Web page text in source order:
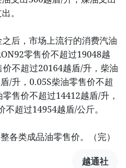
。
后，市场上流行的消费汽油
零售价不超过19048越
不超过20164越盾/升，柴油
/升，0.05S柴油零售价不超
售价不超过14412越盾/升，
不超过14954越盾/公斤。
各类成品油零售价。（完）
越通社